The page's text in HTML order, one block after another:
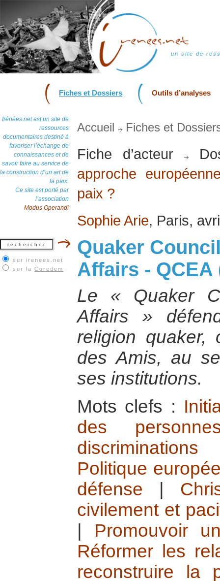
un site de
Fiches et Dossiers Outils d’analyses
Irénées.net est un site de
ressources
documentaires destiné à
favoriser l’échange de
connaissances et de
savoir faire au service de
la construction d’un art de
la paix.
Ce site est porté par
l’association
Modus Operandi
sur irenees.net
sur la Coredem
Accueil Fiches et
Fiche d’acteur
approche
paix ?
Sophie Arie, Paris,
Quaker
Affairs - QCEA
Le « Quaker
Affairs »
religion quaker,
des Amis, au
ses institutions.
Mots clefs :
des
Politique
défense
civilement et
Promouvoir
Réformer les
reconstruire la